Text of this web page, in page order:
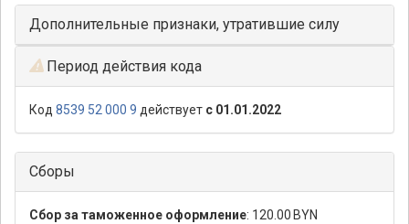
Дополнительные признаки, утратившие силу
Период действия кода
Код 8539 52 000 9 действует с 01.01.2022
Сборы
Сбор за таможенное оформление: 120.00 BYN